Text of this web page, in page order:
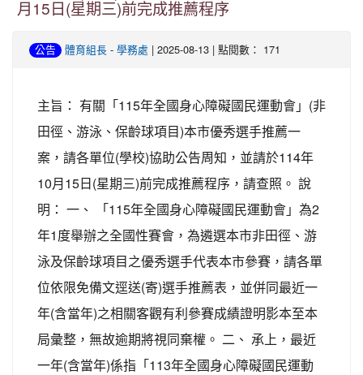
月15日(星期三)前完成推薦程序
公告 體育組長 - 學務處 | 2025-08-13 | 點閱數： 171
主旨： 有關「115年全國身心障礙國民運動會」(非
田徑、游泳、保齡球項目)本市優秀選手推薦一
案，請各單位(學校)協助公告周知，並請於114年
10月15日(星期三)前完成推薦程序，請查照。 說
明： 一、 「115年全國身心障礙國民運動會」為2
年1度舉辦之全國性賽會，為遴選本市非田徑、游
泳及保齡球項目之優秀選手代表本市參賽，請各單
位依限免備文逕送(寄)選手推薦表，並併同最近一
年(含當年)之相關客觀有利參賽成績證明影本至本
局彙整，無故逾期將視同棄權。 二、 承上，最近
一年(含當年)係指「113年全國身心障礙國民運動